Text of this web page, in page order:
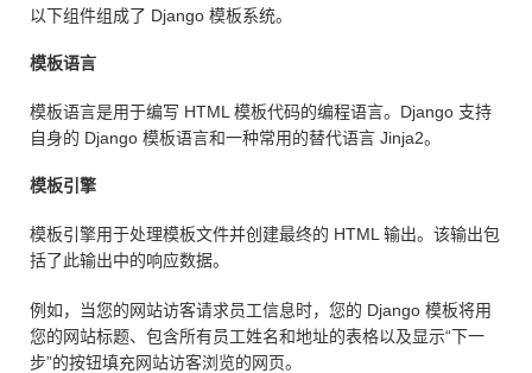
以下组件组成了 Django 模板系统。
模板语言
模板语言是用于编写 HTML 模板代码的编程语言。Django 支持
自身的 Django 模板语言和一种常用的替代语言 Jinja2。
模板引擎
模板引擎用于处理模板文件并创建最终的 HTML 输出。该输出包
括了此输出中的响应数据。
例如，当您的网站访客请求员工信息时，您的 Django 模板将用
您的网站标题、包含所有员工姓名和地址的表格以及显示“下一
步”的按钮填充网站访客浏览的网页。